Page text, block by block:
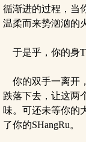
循渐进的过程，当
温柔而来势汹汹的
于是乎，你的身T
你的双手一离开
跌落下去，让这两
味。可还未等你的
了你的SHangRu。